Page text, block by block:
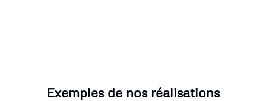
Exemples de nos réalisations